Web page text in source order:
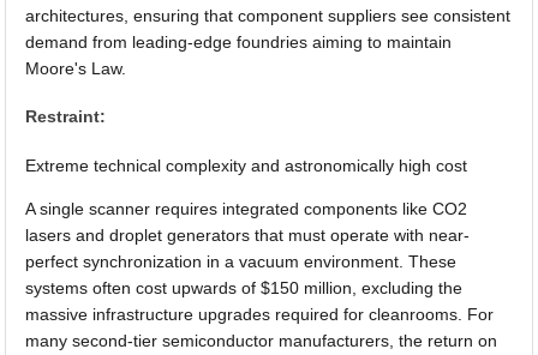
architectures, ensuring that component suppliers see consistent
demand from leading-edge foundries aiming to maintain
Moore's Law.
Restraint:
Extreme technical complexity and astronomically high cost
A single scanner requires integrated components like CO2
lasers and droplet generators that must operate with near-
perfect synchronization in a vacuum environment. These
systems often cost upwards of $150 million, excluding the
massive infrastructure upgrades required for cleanrooms. For
many second-tier semiconductor manufacturers, the return on